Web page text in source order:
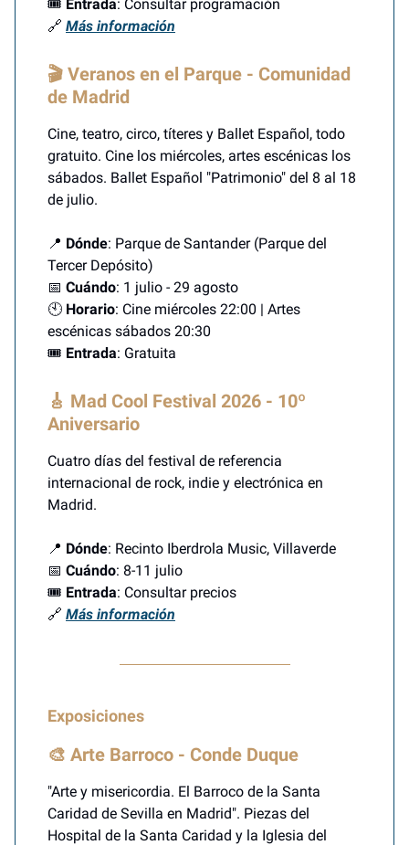
🎟️ Entrada: Consultar programación
🔗 Más información
🎬 Veranos en el Parque - Comunidad
de Madrid
Cine, teatro, circo, títeres y Ballet Español, todo
gratuito. Cine los miércoles, artes escénicas los
sábados. Ballet Español "Patrimonio" del 8 al 18
de julio.
📍 Dónde: Parque de Santander (Parque del
Tercer Depósito)
📅 Cuándo: 1 julio - 29 agosto
🕙 Horario: Cine miércoles 22:00 | Artes
escénicas sábados 20:30
🎟️ Entrada: Gratuita
🎸 Mad Cool Festival 2026 - 10º
Aniversario
Cuatro días del festival de referencia
internacional de rock, indie y electrónica en
Madrid.
📍 Dónde: Recinto Iberdrola Music, Villaverde
📅 Cuándo: 8-11 julio
🎟️ Entrada: Consultar precios
🔗 Más información
Exposiciones
🎨 Arte Barroco - Conde Duque
"Arte y misericordia. El Barroco de la Santa
Caridad de Sevilla en Madrid". Piezas del
Hospital de la Santa Caridad y la Iglesia del